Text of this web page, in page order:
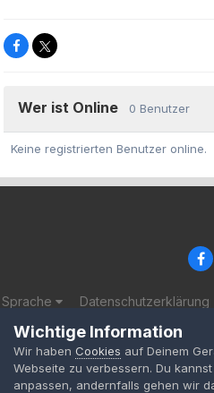
Wer ist Online 0 Benutzer
Keine registrierten Benutzer online.
Sprache Datenschutzerklärung
© 2002-2025
Powered by
Wichtige Information
Wir haben Cookies auf Deinem
Webseite zu verbessern. Du kannst
anpassen, andernfalls gehen wir